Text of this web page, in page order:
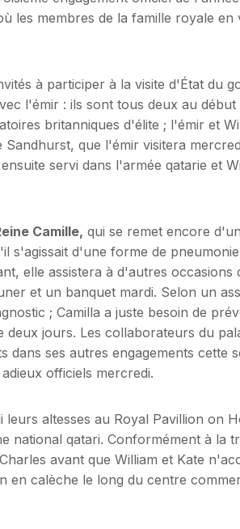
les membres de la famille royale en
à participer à la visite d'État du
l'émir : ils sont tous deux au début
britanniques d'élite ; l'émir et
que l'émir visitera
servi dans l'armée qatarie et
Camille, qui se remet encore
s'agissait d'une forme de
elle assistera à d'autres occasions
et un banquet mardi. Selon un
; Camilla a juste besoin de
jours. Les collaborateurs du
ses autres engagements cette
officiels mercredi.
altesses au Royal Pavillion on
national qatari. Conformément à la
avant que William et Kate
en calèche le long du centre